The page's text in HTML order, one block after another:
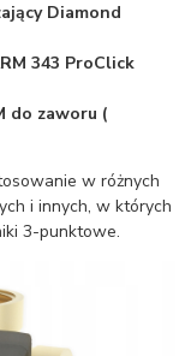
Diamond
343 ProClick
do zaworu (
w różnych
i innych, w których
3-punktowe.